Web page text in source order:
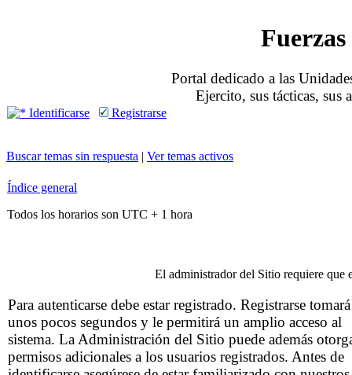
Portal dedicado a las
Ejercito, sus tácticas, sus
Identificarse Registrarse
Buscar temas sin respuesta | Ver temas activos
Índice general
Todos los horarios son UTC + 1 hora
El administrador del Sitio requiere que
Para autenticarse debe estar registrado. Registrarse
unos pocos segundos y le permitirá un amplio acceso al
sistema. La Administración del Sitio puede además
permisos adicionales a los usuarios registrados. Antes de